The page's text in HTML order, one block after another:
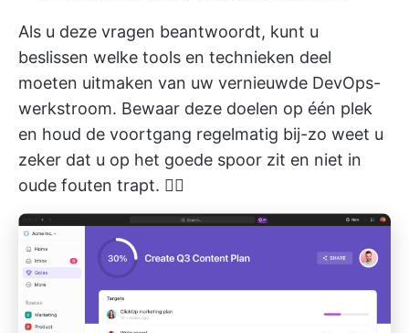
Als u deze vragen beantwoordt, kunt u
beslissen welke tools en technieken deel
moeten uitmaken van uw vernieuwde DevOps-
werkstroom. Bewaar deze doelen op één plek
en houd de voortgang regelmatig bij-zo weet u
zeker dat u op het goede spoor zit en niet in
oude fouten trapt. 🙅‍♀️